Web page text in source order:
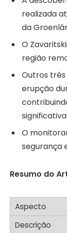
realizada
da
O
região
Outros
erupção
O
segurança
Resumo do